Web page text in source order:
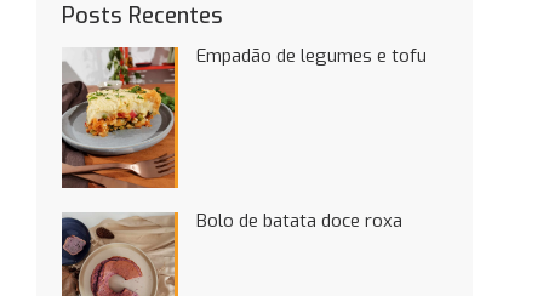
Posts Recentes
Empadão de legumes e tofu
Bolo de batata doce roxa